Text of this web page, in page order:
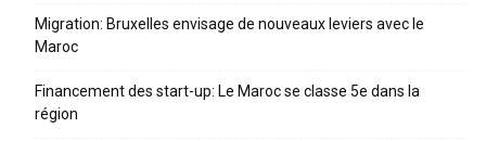
Migration: Bruxelles envisage de nouveaux leviers avec le
Maroc
Financement des start-up: Le Maroc se classe 5e dans la
région